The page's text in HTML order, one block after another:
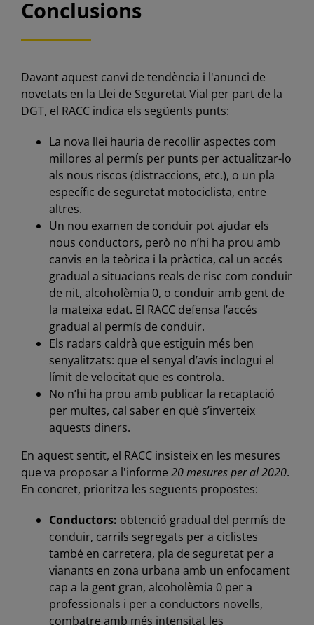
Conclusions
Davant aquest canvi de tendència i l'anunci de
novetats en la Llei de Seguretat Vial per part de la
DGT, el RACC indica els següents punts:
La nova llei hauria de recollir aspectes com
millores al permís per punts per actualitzar-lo
als nous riscos (distraccions, etc.), o un pla
específic de seguretat motociclista, entre
altres.
Un nou examen de conduir pot ajudar els
nous conductors, però no n’hi ha prou amb
canvis en la teòrica i la pràctica, cal un accés
gradual a situacions reals de risc com conduir
de nit, alcoholèmia 0, o conduir amb gent de
la mateixa edat. El RACC defensa l’accés
gradual al permís de conduir.
Els radars caldrà que estiguin més ben
senyalitzats: que el senyal d’avís inclogui el
límit de velocitat que es controla.
No n’hi ha prou amb publicar la recaptació
per multes, cal saber en què s’inverteix
aquests diners.
En aquest sentit, el RACC insisteix en les mesures
que va proposar a l'informe 20 mesures per al 2020.
En concret, prioritza les següents propostes:
Conductors: obtenció gradual del permís de
conduir, carrils segregats per a ciclistes
també en carretera, pla de seguretat per a
vianants en zona urbana amb un enfocament
cap a la gent gran, alcoholèmia 0 per a
professionals i per a conductors novells,
combatre amb més intensitat les